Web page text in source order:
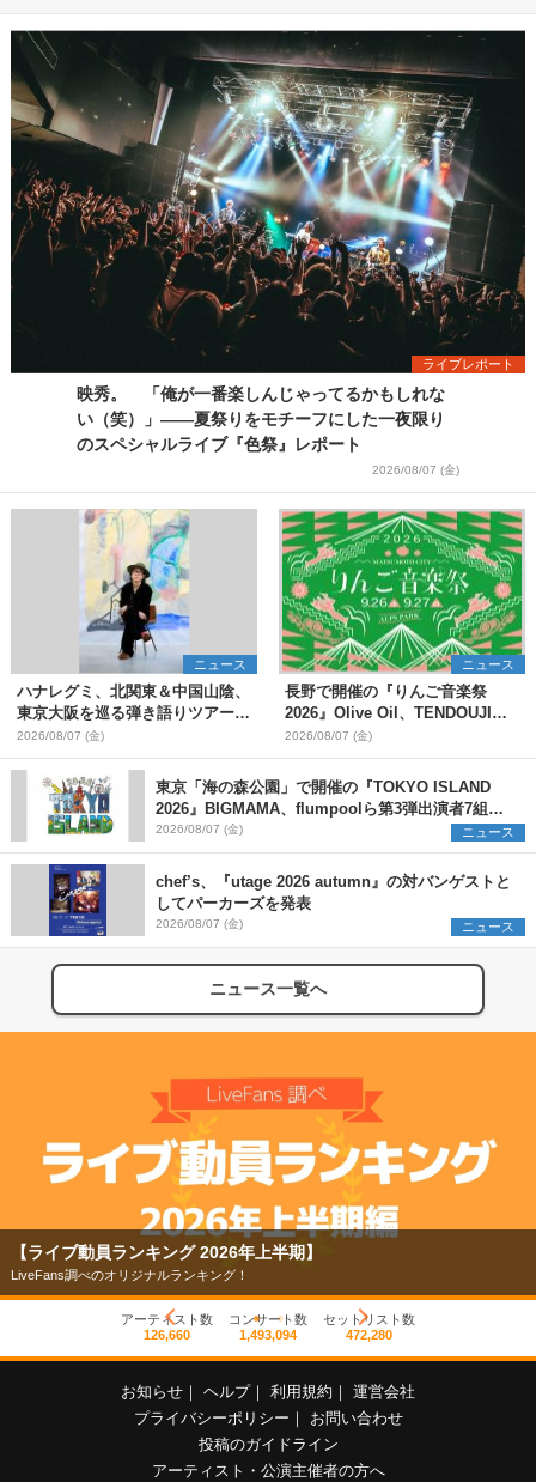
ライブレポート
映秀。 「俺が一番楽しんじゃってるかもしれな
い（笑）」――夏祭りをモチーフにした一夜限り
のスペシャルライブ『色祭』レポート
2026/08/07 (金)
ニュース
ハナレグミ、北関東＆中国山陰、
東京大阪を巡る弾き語りツアー10
月より開催決定
2026/08/07 (金)
ニュース
長野で開催の『りんご音楽祭
2026』Olive Oil、TENDOUJIら
第11弾出演アーティスト（16組）
を発表
2026/08/07 (金)
東京「海の森公園」で開催の『TOKYO ISLAND
2026』BIGMAMA、flumpoolら第3弾出演者7組を
発表 ワークショップ・アート出展者を募集
2026/08/07 (金) ニュース
chef’s、『utage 2026 autumn』の対バンゲストと
してパーカーズを発表
2026/08/07 (金) ニュース
ニュース一覧へ
【ライブ動員ランキング 2026年上半期】
LiveFans調べのオリジナルランキング！
アーティスト数
126,660
コンサート数
1,493,094
セットリスト数
472,280
お知らせ ｜ ヘルプ｜ 利用規約 ｜ 運営会社
プライバシーポリシー ｜
お問い合わせ
投稿のガイドライン
アーティスト・公演主催者の方へ